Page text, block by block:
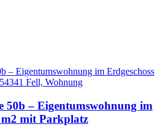
50b – Eigentumswohnung im
m2 mit Parkplatz